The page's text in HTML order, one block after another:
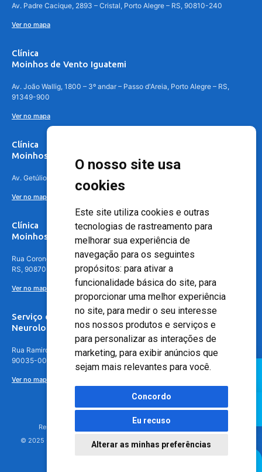
O nosso site usa
cookies
Este site utiliza cookies e outras
tecnologias de rastreamento para
melhorar sua experiência de
navegação para os seguintes
propósitos: para ativar a
funcionalidade básica do site, para
proporcionar uma melhor experiência
no site, para medir o seu interesse
nos nossos produtos e serviços e
para personalizar as interações de
marketing, para exibir anúncios que
sejam mais relevantes para você.
Concordo
Eu recuso
Alterar as minhas preferências
Av. Padre Cacique, 2893 – Cristal, Porto Alegre – RS, 90810-240
Ver no mapa
Clínica
Moinhos de Vento Iguatemi
Av. João Wallig, 1800 – 3º andar – Passo d'Areia, Porto Alegre – RS,
91349-900
Ver no mapa
Clínica
Moinhos de Vento Canoas
Av. Getúlio Vargas, 4841 – Centro, Canoas – RS, 92010-010
Ver no mapa
Clínica
Moinhos de Vento - Teresópolis
Rua Coronel Aparício Borges, 250 - 3º andar - Teresópolis, Porto Alegre -
RS, 90870-016
Ver no mapa
Serviço de
Neurologia
Rua Ramiro Barcelos, 630 – 5º andar – Floresta, Porto Alegre – RS,
90035-001
Ver no mapa
Responsável Técnico: Dr. Luiz Antonio Nasi - CREMERS 11217
© 2025 - Hospital Moinhos de Vento - Registro Empresa (CRM-RS): 425